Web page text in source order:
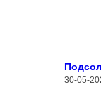
30-05-